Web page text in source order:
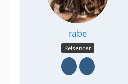
rabe
Reisender